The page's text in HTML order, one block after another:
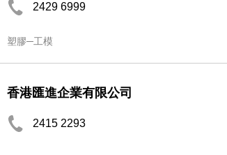
2429 6999
塑膠─工模
香港匯進企業有限公司
2415 2293